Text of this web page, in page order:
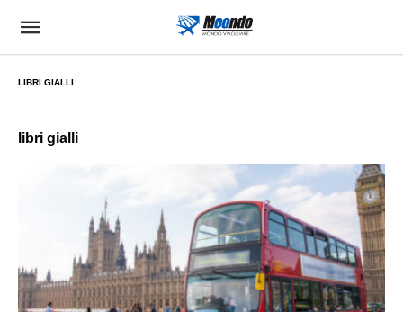
LIBRI GIALLI
libri gialli